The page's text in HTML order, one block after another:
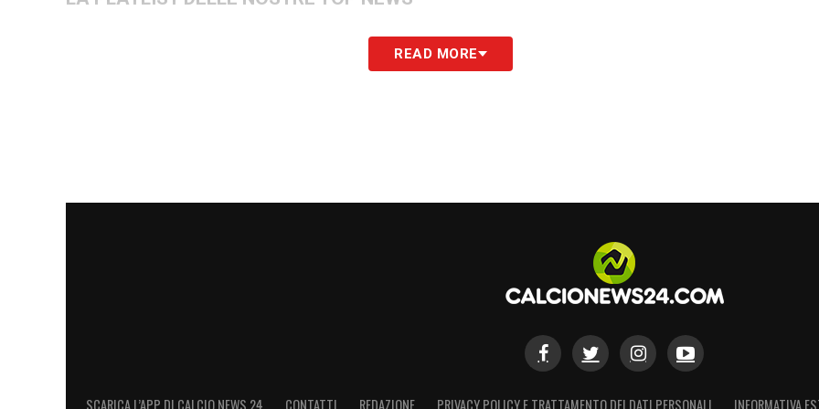
READ MORE
SCARICA L’APP DI CALCIO NEWS 24 CONTATTI REDAZIONE PRIVACY POLICY E TRATTAMENTO DEI DATI PERSONALI INFORMATIVA